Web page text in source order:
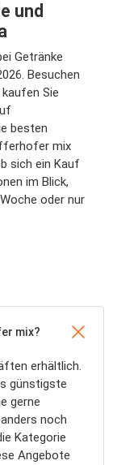
und
Getränke
Besuchen
Sie
besten
mix
sich ein Kauf
im Blick,
oder nur
mix?
erhältlich.
günstigste
gerne
noch
Kategorie
Angebote